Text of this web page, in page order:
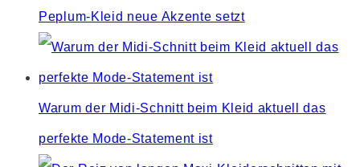
Peplum-Kleid neue Akzente setzt
Warum der Midi-Schnitt beim Kleid aktuell das
perfekte Mode-Statement ist